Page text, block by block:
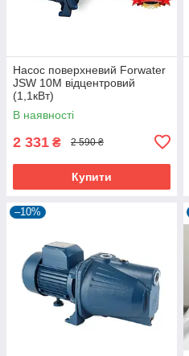
Насос поверхневий Forwater
JSW 10M відцентровий
(1,1кВт)
В наявності
2 331 ₴ 2 590 ₴
Купити
–10%